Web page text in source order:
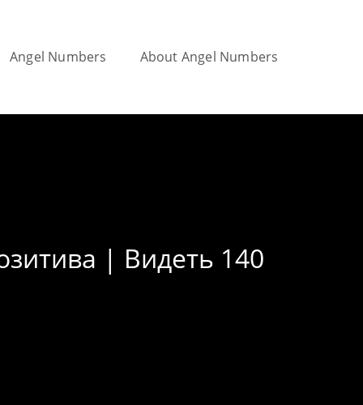
Angel Numbers About Angel Numbers
| Видеть 140